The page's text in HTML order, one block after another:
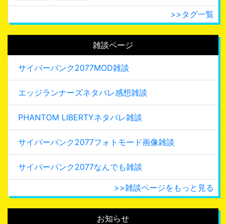
>>タグ一覧
雑談ページ
サイバーパンク2077MOD雑談
エッジランナーズネタバレ感想雑談
PHANTOM LIBERTYネタバレ雑談
サイバーパンク2077フォトモード画像雑談
サイバーパンク2077なんでも雑談
>>雑談ページをもっと見る
お知らせ